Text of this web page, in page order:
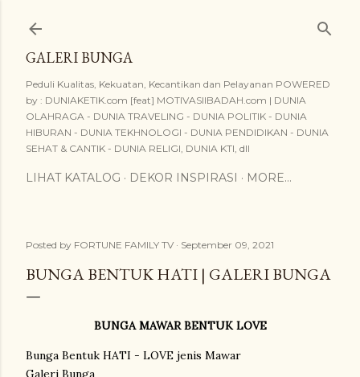
GALERI BUNGA
Peduli Kualitas, Kekuatan, Kecantikan dan Pelayanan POWERED
by : DUNIAKETIK.com [feat] MOTIVASIIBADAH.com | DUNIA
OLAHRAGA - DUNIA TRAVELING - DUNIA POLITIK - DUNIA
HIBURAN - DUNIA TEKHNOLOGI - DUNIA PENDIDIKAN - DUNIA
SEHAT & CANTIK - DUNIA RELIGI, DUNIA KTI, dll
LIHAT KATALOG DEKOR INSPIRASI MORE…
Posted by FORTUNE FAMILY TV September 09, 2021
BUNGA BENTUK HATI | GALERI BUNGA
BUNGA MAWAR BENTUK LOVE
Bunga Bentuk HATI - LOVE jenis Mawar
Galeri Bunga